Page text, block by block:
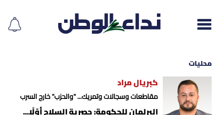
إقرأ الجريدة
محليات
كبريال مراد
مقاطعات وسجالات وتمريك... "والحزب" خارج السرب
البرلمان للحكومة: حصرية السلاح أوّلًا...